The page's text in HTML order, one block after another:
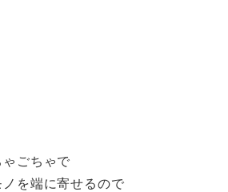
ごちゃで
を端に寄せるので